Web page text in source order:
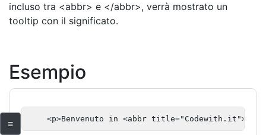
≡
incluso tra <abbr> e </abbr>, verrà mostrato un
tooltip con il significato.
Esempio
<p>Benvenuto in <abbr